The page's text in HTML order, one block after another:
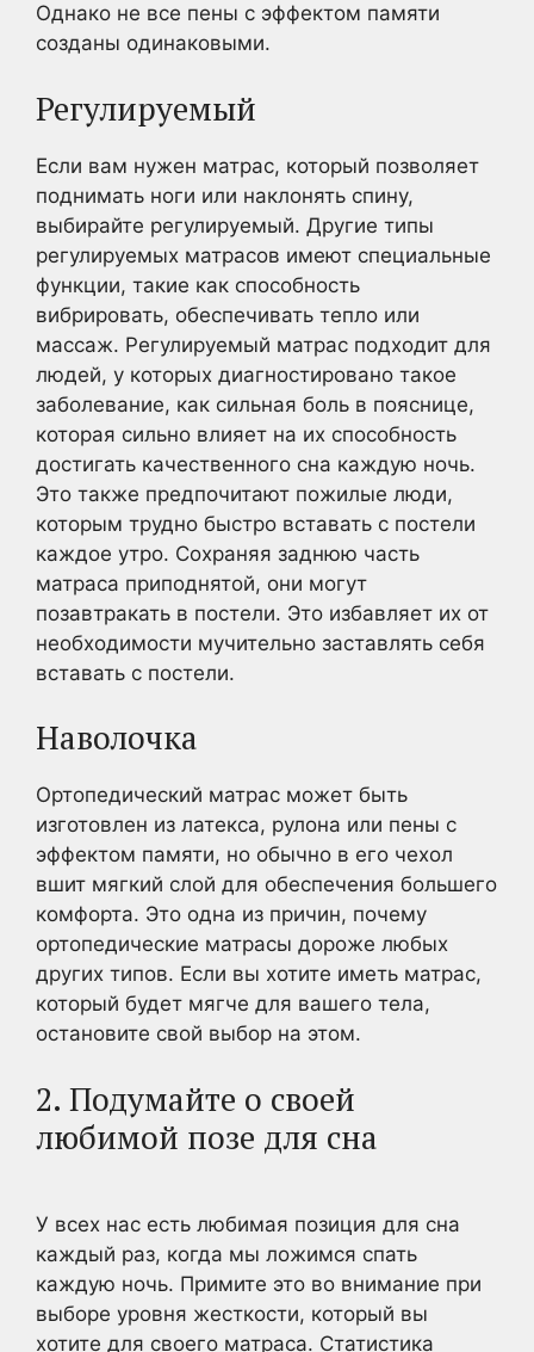
Однако не все пены с эффектом памяти
созданы одинаковыми.
Регулируемый
Если вам нужен матрас, который позволяет
поднимать ноги или наклонять спину,
выбирайте регулируемый. Другие типы
регулируемых матрасов имеют специальные
функции, такие как способность
вибрировать, обеспечивать тепло или
массаж. Регулируемый матрас подходит для
людей, у которых диагностировано такое
заболевание, как сильная боль в пояснице,
которая сильно влияет на их способность
достигать качественного сна каждую ночь.
Это также предпочитают пожилые люди,
которым трудно быстро вставать с постели
каждое утро. Сохраняя заднюю часть
матраса приподнятой, они могут
позавтракать в постели. Это избавляет их от
необходимости мучительно заставлять себя
вставать с постели.
Наволочка
Ортопедический матрас может быть
изготовлен из латекса, рулона или пены с
эффектом памяти, но обычно в его чехол
вшит мягкий слой для обеспечения большего
комфорта. Это одна из причин, почему
ортопедические матрасы дороже любых
других типов. Если вы хотите иметь матрас,
который будет мягче для вашего тела,
остановите свой выбор на этом.
2. Подумайте о своей
любимой позе для сна
У всех нас есть любимая позиция для сна
каждый раз, когда мы ложимся спать
каждую ночь. Примите это во внимание при
выборе уровня жесткости, который вы
хотите для своего матраса. Статистика